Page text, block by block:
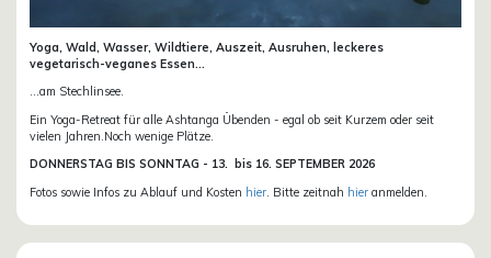
Yoga, Wald, Wasser, Wildtiere, Auszeit, Ausruhen, leckeres
vegetarisch-veganes Essen...
...am Stechlinsee.
Ein Yoga-Retreat für alle Ashtanga Übenden - egal ob seit Kurzem oder seit
vielen Jahren.Noch wenige Plätze.
DONNERSTAG BIS SONNTAG - 13. bis 16. SEPTEMBER 2026
Fotos sowie Infos zu Ablauf und Kosten hier . Bitte zeitnah hier anmelden.